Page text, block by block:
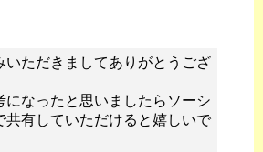
いただきましてありがとうござ
になったと思いましたらソーシ
共有していただけると嬉しいで